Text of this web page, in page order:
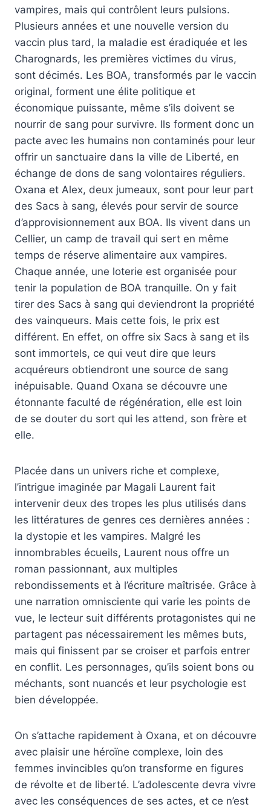
vampires, mais qui contrôlent leurs pulsions.
Plusieurs années et une nouvelle version du
vaccin plus tard, la maladie est éradiquée et les
Charognards, les premières victimes du virus,
sont décimés. Les BOA, transformés par le vaccin
original, forment une élite politique et
économique puissante, même s’ils doivent se
nourrir de sang pour survivre. Ils forment donc un
pacte avec les humains non contaminés pour leur
offrir un sanctuaire dans la ville de Liberté, en
échange de dons de sang volontaires réguliers.
Oxana et Alex, deux jumeaux, sont pour leur part
des Sacs à sang, élevés pour servir de source
d’approvisionnement aux BOA. Ils vivent dans un
Cellier, un camp de travail qui sert en même
temps de réserve alimentaire aux vampires.
Chaque année, une loterie est organisée pour
tenir la population de BOA tranquille. On y fait
tirer des Sacs à sang qui deviendront la propriété
des vainqueurs. Mais cette fois, le prix est
différent. En effet, on offre six Sacs à sang et ils
sont immortels, ce qui veut dire que leurs
acquéreurs obtiendront une source de sang
inépuisable. Quand Oxana se découvre une
étonnante faculté de régénération, elle est loin
de se douter du sort qui les attend, son frère et
elle.
Placée dans un univers riche et complexe,
l’intrigue imaginée par Magali Laurent fait
intervenir deux des tropes les plus utilisés dans
les littératures de genres ces dernières années :
la dystopie et les vampires. Malgré les
innombrables écueils, Laurent nous offre un
roman passionnant, aux multiples
rebondissements et à l’écriture maîtrisée. Grâce à
une narration omnisciente qui varie les points de
vue, le lecteur suit différents protagonistes qui ne
partagent pas nécessairement les mêmes buts,
mais qui finissent par se croiser et parfois entrer
en conflit. Les personnages, qu’ils soient bons ou
méchants, sont nuancés et leur psychologie est
bien développée.
On s’attache rapidement à Oxana, et on découvre
avec plaisir une héroïne complexe, loin des
femmes invincibles qu’on transforme en figures
de révolte et de liberté. L’adolescente devra vivre
avec les conséquences de ses actes, et ce n’est